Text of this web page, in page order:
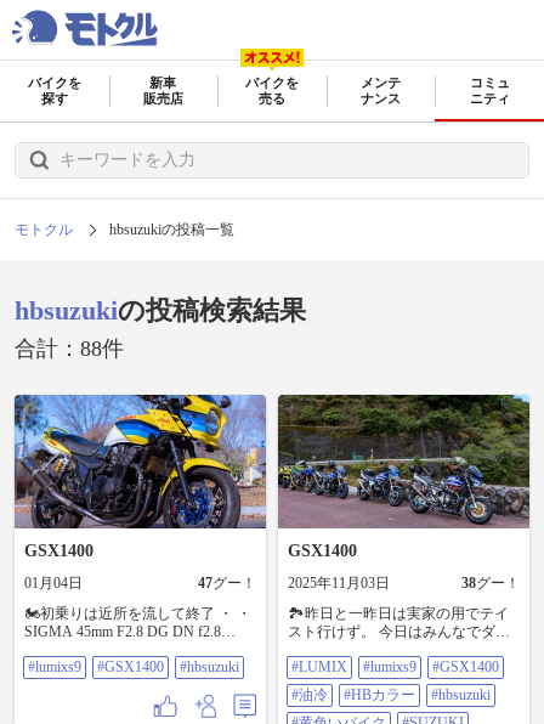
バイクを
探す
新車
販売店
バイクを
売る
メンテ
ナンス
コミュ
ニティ
モトクル hbsuzukiの投稿一覧
hbsuzukiの投稿検索結果
合計：88件
GSX1400
01月04日 47グー！
🏍️初乗りは近所を流して終了 ・ ・
SIGMA 45mm F2.8 DG DN f2.8
#hbsuzuki
#lumixs9 #GSX1400 #hbsuzuki
GSX1400
2025年11月03日 38グー！
🏞️昨日と一昨日は実家の用でテイ
スト行けず。 今日はみんなでダム
#GSX1400 #油冷 #ＨＢカラー
#hbsuzuki #黄色いバイク #SUZUKI
#鈴菌 #鈴菌感染車両 #首長族 #有間
#LUMIX #lumixs9
#GSX1400
#油冷
#HBカラー
#hbsuzuki